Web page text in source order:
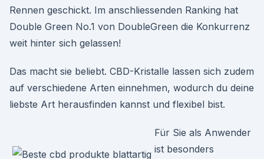
Rennen geschickt. Im anschliessenden Ranking hat
Double Green No.1 von DoubleGreen die Konkurrenz
weit hinter sich gelassen!
Das macht sie beliebt. CBD-Kristalle lassen sich zudem
auf verschiedene Arten einnehmen, wodurch du deine
liebste Art herausfinden kannst und flexibel bist.
Für Sie als Anwender
ist besonders